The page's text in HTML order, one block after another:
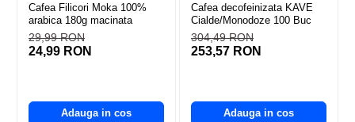
Cafea Filicori Moka 100%
arabica 180g macinata
29,99 RON
24,99 RON
Adauga in cos
Cafea decofeinizata KAVE
Cialde/Monodoze 100 Buc
304,49 RON
253,57 RON
Adauga in cos